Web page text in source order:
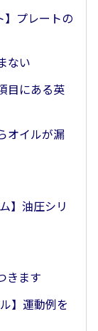
】プレートの
ない
目にある英
オイルが漏
】油圧シリ
きます
】運動例を